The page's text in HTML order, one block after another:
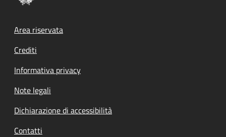
Footer menu
Area riservata
Crediti
Informativa privacy
Note legali
Dichiarazione di accessibilità
Contatti